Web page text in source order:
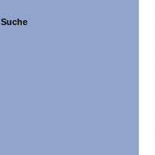
Suche